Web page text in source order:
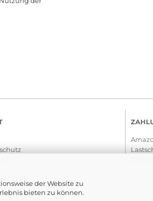
der Website zu
bieten zu können.
vorbehalten